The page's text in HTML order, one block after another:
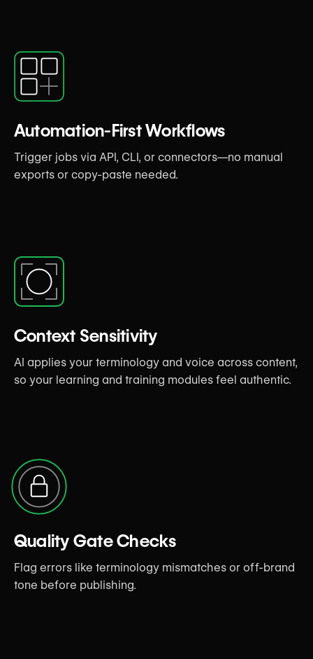
Automation-First Workflows
Trigger jobs via API, CLI, or connectors—no manual
exports or copy-paste needed.
Context Sensitivity
AI applies your terminology and voice across content,
so your learning and training modules feel authentic.
Quality Gate Checks
Flag errors like terminology mismatches or off-brand
tone before publishing.